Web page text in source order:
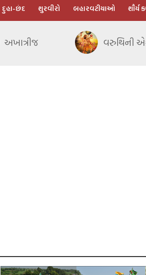
દુહા-છંદ શુરવીરો બહારવટીયાઓ શૌર્ય
અખાત્રીજ વરુથિની